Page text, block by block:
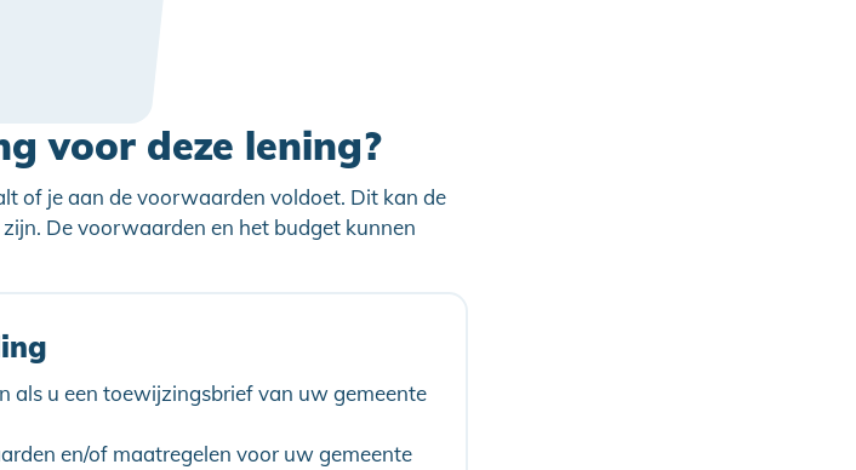
voor deze lening?
of je aan de voorwaarden voldoet. Dit kan de
De voorwaarden en het budget kunnen
als u een toewijzingsbrief van uw gemeente
en/of maatregelen voor uw gemeente